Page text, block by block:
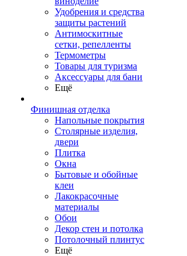
Удобрения и средства
защиты растений
Антимоскитные
сетки, репелленты
Термометры
Товары для туризма
Аксессуары для бани
Ещё
Финишная отделка
Напольные покрытия
Столярные изделия,
двери
Плитка
Окна
Бытовые и обойные
клеи
Лакокрасочные
материалы
Обои
Декор стен и потолка
Потолочный плинтус
Ещё